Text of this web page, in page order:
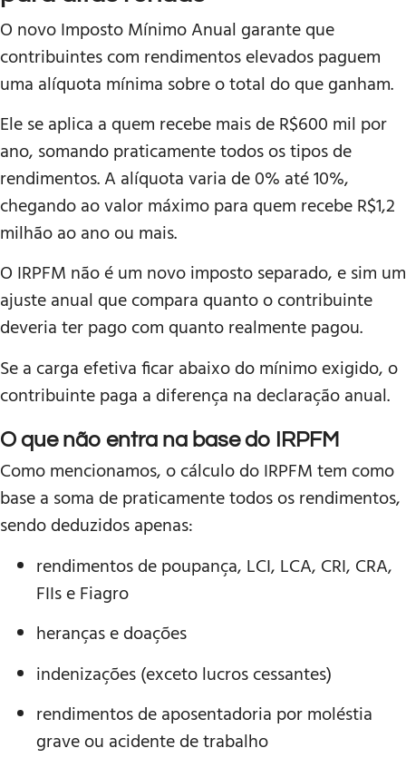
O novo Imposto Mínimo Anual garante que
contribuintes com rendimentos elevados paguem
uma alíquota mínima sobre o total do que ganham.
Ele se aplica a quem recebe mais de R$600 mil por
ano, somando praticamente todos os tipos de
rendimentos. A alíquota varia de 0% até 10%,
chegando ao valor máximo para quem recebe R$1,2
milhão ao ano ou mais.
O IRPFM não é um novo imposto separado, e sim um
ajuste anual que compara quanto o contribuinte
deveria ter pago com quanto realmente pagou.
Se a carga efetiva ficar abaixo do mínimo exigido, o
contribuinte paga a diferença na declaração anual.
O que não entra na base do IRPFM
Como mencionamos, o cálculo do IRPFM tem como
base a soma de praticamente todos os rendimentos,
sendo deduzidos apenas:
rendimentos de poupança, LCI, LCA, CRI, CRA,
FIIs e Fiagro
heranças e doações
indenizações (exceto lucros cessantes)
rendimentos de aposentadoria por moléstia
grave ou acidente de trabalho